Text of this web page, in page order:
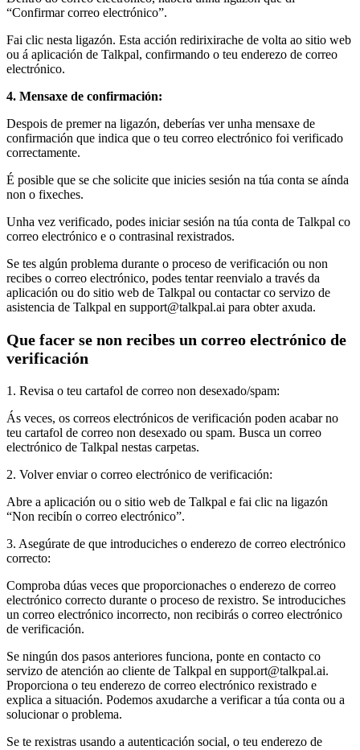
“Confirmar correo electrónico”.
Fai clic nesta ligazón. Esta acción redirixirache de volta ao sitio web
ou á aplicación de Talkpal, confirmando o teu enderezo de correo
electrónico.
4. Mensaxe de confirmación:
Despois de premer na ligazón, deberías ver unha mensaxe de
confirmación que indica que o teu correo electrónico foi verificado
correctamente.
É posible que se che solicite que inicies sesión na túa conta se aínda
non o fixeches.
Unha vez verificado, podes iniciar sesión na túa conta de Talkpal co
correo electrónico e o contrasinal rexistrados.
Se tes algún problema durante o proceso de verificación ou non
recibes o correo electrónico, podes tentar reenvialo a través da
aplicación ou do sitio web de Talkpal ou contactar co servizo de
asistencia de Talkpal en support@talkpal.ai para obter axuda.
Que facer se non recibes un correo electrónico de
verificación
1. Revisa o teu cartafol de correo non desexado/spam:
Ás veces, os correos electrónicos de verificación poden acabar no
teu cartafol de correo non desexado ou spam. Busca un correo
electrónico de Talkpal nestas carpetas.
2. Volver enviar o correo electrónico de verificación:
Abre a aplicación ou o sitio web de Talkpal e fai clic na ligazón
“Non recibín o correo electrónico”.
3. Asegúrate de que introduciches o enderezo de correo electrónico
correcto:
Comproba dúas veces que proporcionaches o enderezo de correo
electrónico correcto durante o proceso de rexistro. Se introduciches
un correo electrónico incorrecto, non recibirás o correo electrónico
de verificación.
Se ningún dos pasos anteriores funciona, ponte en contacto co
servizo de atención ao cliente de Talkpal en support@talkpal.ai.
Proporciona o teu enderezo de correo electrónico rexistrado e
explica a situación. Podemos axudarche a verificar a túa conta ou a
solucionar o problema.
Se te rexistras usando a autenticación social, o teu enderezo de